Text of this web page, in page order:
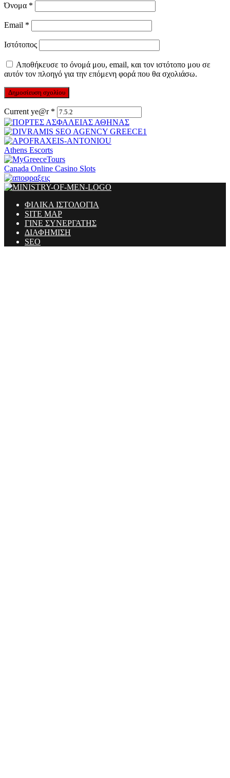
Όνομα *
Email *
Ιστότοπος
Αποθήκευσε το όνομά μου, email, και τον ιστότοπο μου σε
αυτόν τον πλοηγό για την επόμενη φορά που θα σχολιάσω.
Current ye@r *
Athens Escorts
Canada Online Casino Slots
ΦΙΛΙΚΑ ΙΣΤΟΛΟΓΙΑ
SITE MAP
ΓΙΝΕ ΣΥΝΕΡΓΑΤΗΣ
ΔΙΑΦΗΜΙΣΗ
SEO